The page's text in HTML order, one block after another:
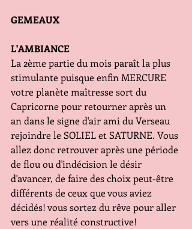
GEMEAUX
L'AMBIANCE
La 2ème partie du mois paraît la plus
stimulante puisque enfin MERCURE
votre planète maîtresse sort du
Capricorne pour retourner après un
an dans le signe d'air ami du Verseau
rejoindre le SOLIEL et SATURNE. Vous
allez donc retrouver après une période
de flou ou d'indécision le désir
d'avancer, de faire des choix peut-être
différents de ceux que vous aviez
décidés! vous sortez du rêve pour aller
vers une réalité constructive!